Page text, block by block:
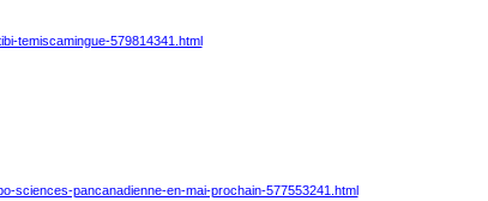
temiscamingue-579814341.html
sciences-pancanadienne-en-mai-prochain-577553241.html